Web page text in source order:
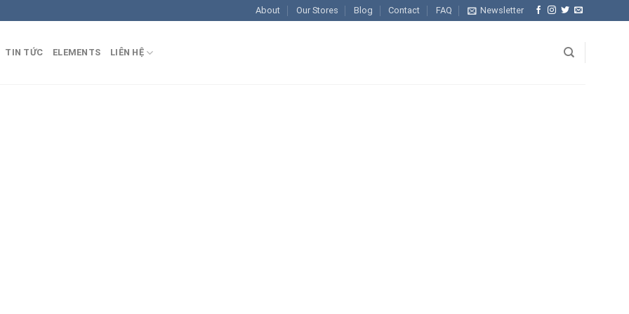
About Our Stores Blog Contact FAQ Newsletter
TIN TỨC ELEMENTS LIÊN HỆ